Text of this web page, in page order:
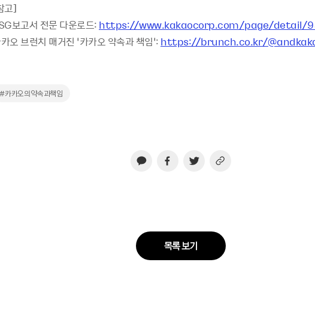
고]
보고서 전문 다운로드: https://www.kakaocorp.com/page/detail/
오 브런치 매거진 ‘카카오 약속과 책임’: https://brunch.co.kr/
#카카오의약속과책임
목록 보기